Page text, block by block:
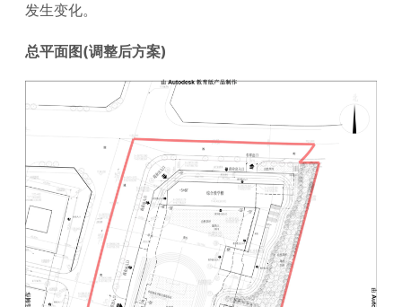
发生变化。
总平面图(调整后方案)